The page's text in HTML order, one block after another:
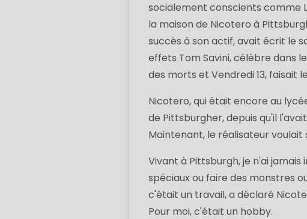
socialement conscients comme
la maison de Nicotero à
succès à son actif, avait écrit le
effets Tom Savini, célèbre dans
des morts et Vendredi 13, faisait
Nicotero, qui était encore au
de Pittsburgher, depuis qu'il
Maintenant, le réalisateur
Vivant à Pittsburgh, je n'ai
spéciaux ou faire des monstres
c'était un travail, a déclaré
Pour moi, c'était un hobby.